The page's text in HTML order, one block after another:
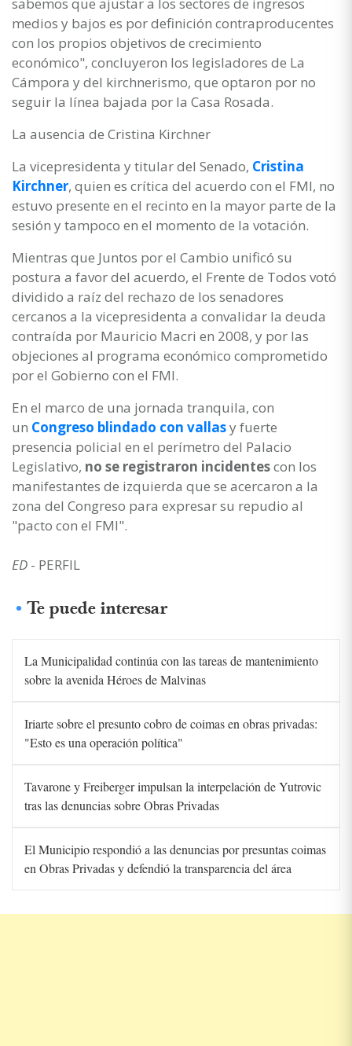
medios y bajos es por definición contraproducentes
con los propios objetivos de crecimiento
económico", concluyeron los legisladores de La
Cámpora y del kirchnerismo, que optaron por no
seguir la línea bajada por la Casa Rosada.
La ausencia de Cristina Kirchner
La vicepresidenta y titular del Senado, Cristina
Kirchner, quien es crítica del acuerdo con el FMI, no
estuvo presente en el recinto en la mayor parte de la
sesión y tampoco en el momento de la votación.
Mientras que Juntos por el Cambio unificó su
postura a favor del acuerdo, el Frente de Todos votó
dividido a raíz del rechazo de los senadores
cercanos a la vicepresidenta a convalidar la deuda
contraída por Mauricio Macri en 2008, y por las
objeciones al programa económico comprometido
por el Gobierno con el FMI.
En el marco de una jornada tranquila, con
un Congreso blindado con vallasy fuerte
presencia policial en el perímetro del Palacio
Legislativo, no se registraron incidentescon los
manifestantes de izquierda que se acercaron a la
zona del Congreso para expresar su repudio al
"pacto con el FMI".
ED - PERFIL
Te puede interesar
La Municipalidad continúa con las tareas de mantenimiento
sobre la avenida Héroes de Malvinas
Iriarte sobre el presunto cobro de coimas en obras privadas:
"Esto es una operación política"
Tavarone y Freiberger impulsan la interpelación de Yutrovic
tras las denuncias sobre Obras Privadas
El Municipio respondió a las denuncias por presuntas coimas
en Obras Privadas y defendió la transparencia del área